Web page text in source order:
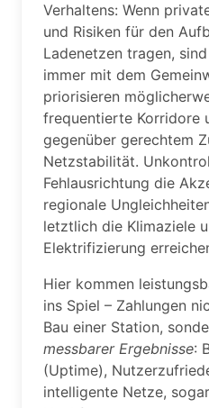
Verhaltens: Wenn
und Risiken für den
Ladenetzen tragen,
immer mit dem
priorisieren
frequentierte Korridore
gegenüber gerechtem
Netzstabilität.
Fehlausrichtung die
regionale
letztlich die Klimaziele
Elektrifizierung
Hier kommen
ins Spiel – Zahlungen
Bau einer Station,
messbarer Ergebnisse:
(Uptime),
intelligente Netze,